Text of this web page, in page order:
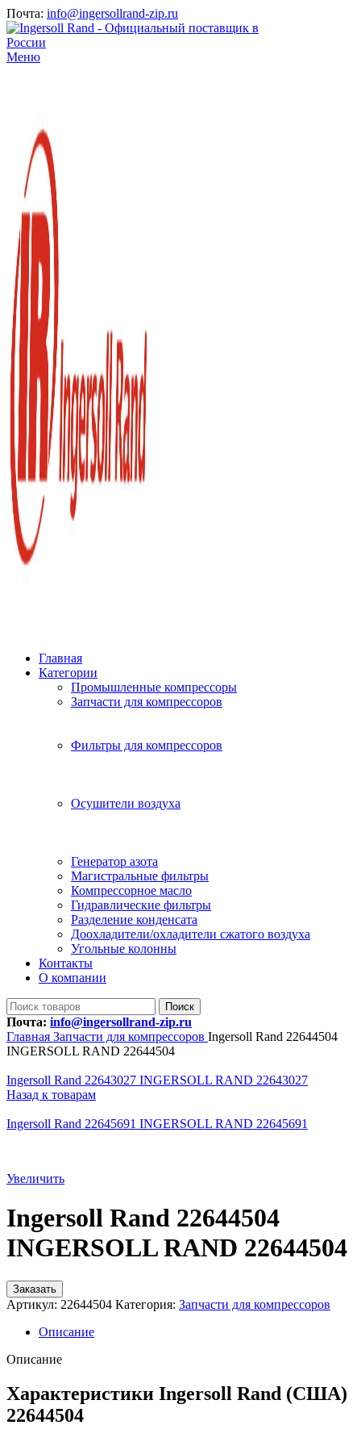
Почта: info@ingersollrand-zip.ru
Меню
Главная
Категории
Промышленные компрессоры
Запчасти для компрессоров
Фильтры для компрессоров
Осушители воздуха
Генератор азота
Магистральные фильтры
Компрессорное масло
Гидравлические фильтры
Разделение конденсата
Доохладители/охладители сжатого воздуха
Угольные колонны
Контакты
О компании
Поиск
Почта: info@ingersollrand-zip.ru
Главная Запчасти для компрессоров Ingersoll Rand 22644504
INGERSOLL RAND 22644504
Ingersoll Rand 22643027 INGERSOLL RAND 22643027
Назад к товарам
Ingersoll Rand 22645691 INGERSOLL RAND 22645691
Увеличить
Ingersoll Rand 22644504
INGERSOLL RAND 22644504
Заказать
Артикул: 22644504 Категория: Запчасти для компрессоров
Описание
Описание
Характеристики Ingersoll Rand (США)
22644504